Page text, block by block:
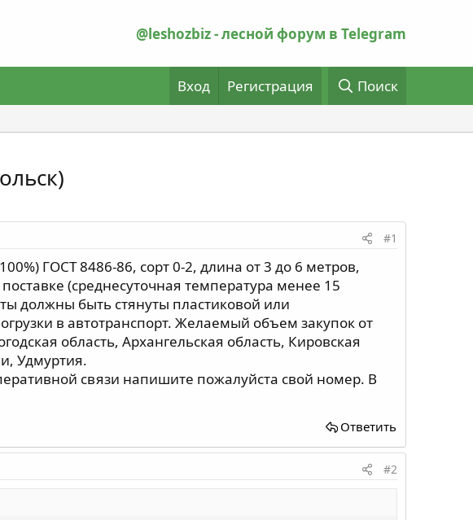
@leshozbiz - лесной форум в Telegram
Вход Регистрация Поиск
#1
ГОСТ 8486-86, сорт 0-2, длина от 3 до 6 метров,
(среднесуточная температура менее 15
должны быть стянуты пластиковой или
в автотранспорт. Желаемый объем закупок от
область, Архангельская область, Кировская
Удмуртия.
связи напишите пожалуйста свой номер. В
Ответить
#2